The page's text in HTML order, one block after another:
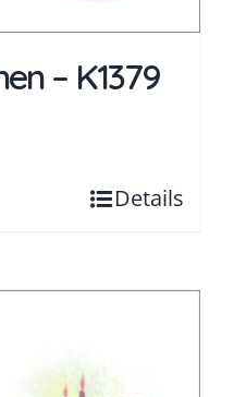
– K1379
Details